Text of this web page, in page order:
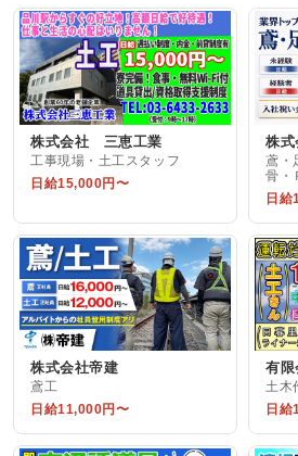
株式会社 三恵工業
工事現場・土工スタッフ
日給15,000円〜
株
鳶・
骨・
日給
株式会社帝建
鳶工
日給11,000円〜
有
土木
日